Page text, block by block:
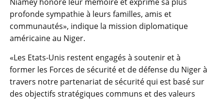
profonde sympathie à leurs familles, amis et
communautés», indique la mission diplomatique
américaine au Niger.
«Les Etats-Unis restent engagés à soutenir et à
former les Forces de sécurité et de défense du Niger à
travers notre partenariat de sécurité qui est basé sur
des objectifs stratégiques communs et des valeurs